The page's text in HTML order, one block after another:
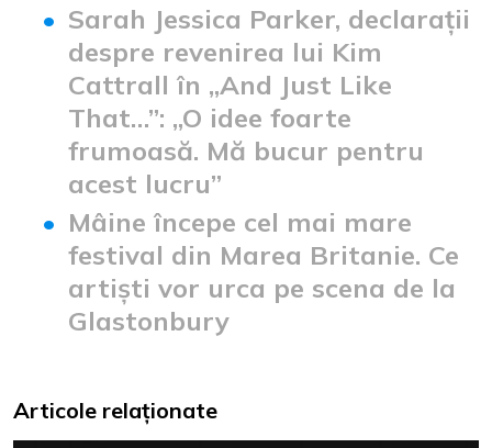
Sarah Jessica Parker, declarații
despre revenirea lui Kim
Cattrall în „And Just Like
That…”: „O idee foarte
frumoasă. Mă bucur pentru
acest lucru”
Mâine începe cel mai mare
festival din Marea Britanie. Ce
artiști vor urca pe scena de la
Glastonbury
Articole relaționate